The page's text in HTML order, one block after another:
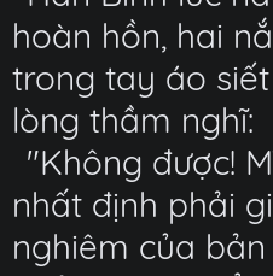
hoàn hồn, hai
trong tay áo
lòng thầm nghĩ:
"Không được!
nhất định phải
nghiêm của